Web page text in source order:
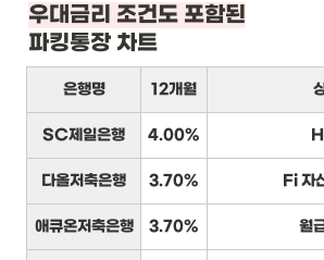
우대금리 조건도 포함된
파킹통장 차트
은행명 12개월
SC제일은행 4.00%
다올저축은행 3.70% Fi 자
애큐온저축은행 3.70% 월